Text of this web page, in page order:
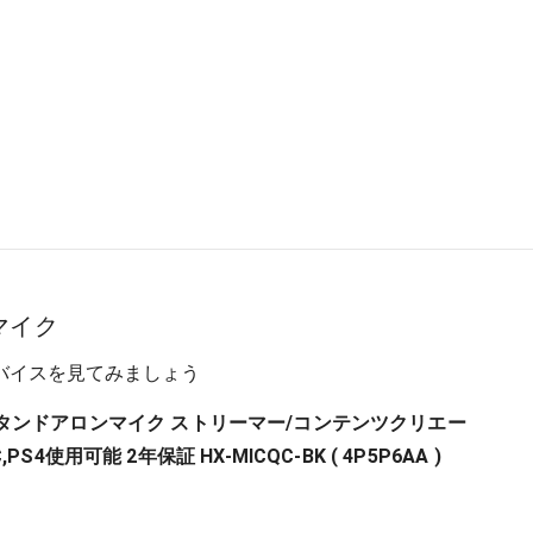
イク
スを見てみましょう
ンドアロンマイク ストリーマー/コンテンツクリエー
使用可能 2年保証 HX-MICQC-BK ( 4P5P6AA )